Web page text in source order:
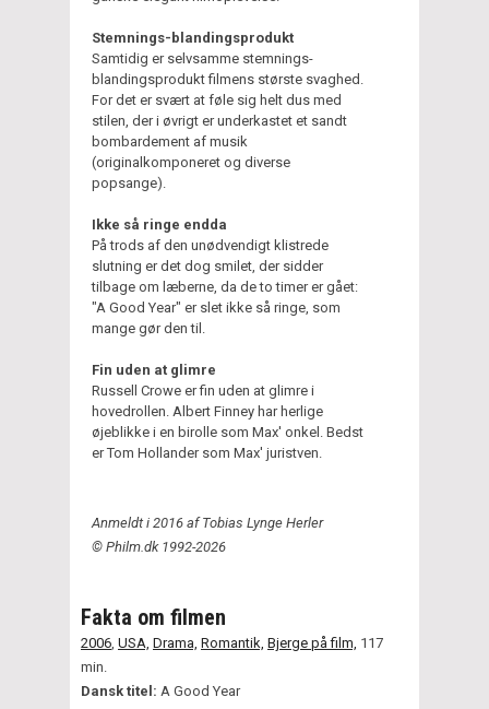
Stemnings-blandingsprodukt
Samtidig er selvsamme stemnings-
blandingsprodukt filmens største svaghed.
For det er svært at føle sig helt dus med
stilen, der i øvrigt er underkastet et sandt
bombardement af musik
(originalkomponeret og diverse
popsange).
Ikke så ringe endda
På trods af den unødvendigt klistrede
slutning er det dog smilet, der sidder
tilbage om læberne, da de to timer er gået:
"A Good Year" er slet ikke så ringe, som
mange gør den til.
Fin uden at glimre
Russell Crowe er fin uden at glimre i
hovedrollen. Albert Finney har herlige
øjeblikke i en birolle som Max' onkel. Bedst
er Tom Hollander som Max' juristven.
Anmeldt i 2016 af Tobias Lynge Herler
© Philm.dk 1992-2026
Fakta om filmen
2006 USA, Drama, Romantik, Bjerge på film, 117
min.
Dansk titel: A Good Year